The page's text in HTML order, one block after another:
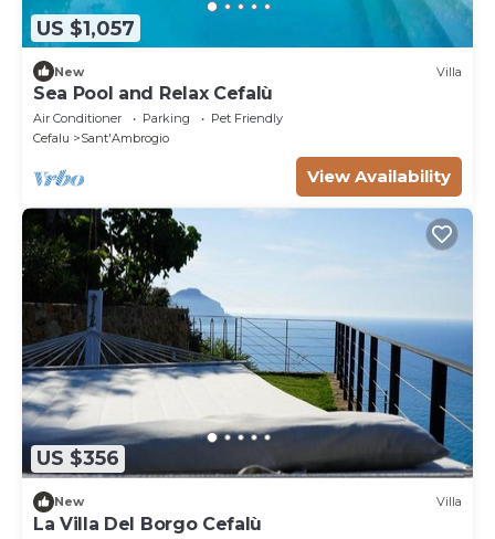
US $1,057
New Villa
Sea Pool and Relax Cefalù
Air Conditioner Parking
Pet Friendly
Cefalu
Sant'Ambrogio
View Availability
US $356
New Villa
La Villa Del Borgo Cefalù